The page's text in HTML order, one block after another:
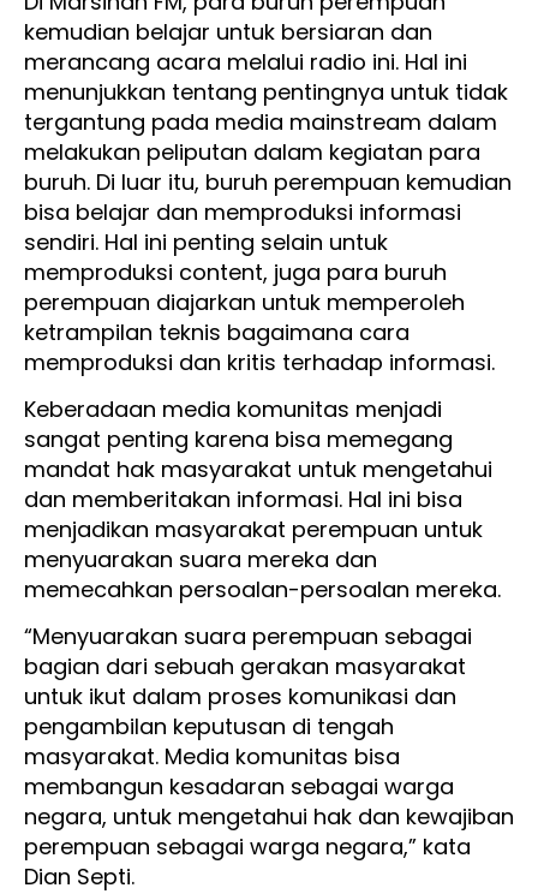
kemudian belajar untuk bersiaran dan
merancang acara melalui radio ini. Hal ini
menunjukkan tentang pentingnya untuk tidak
tergantung pada media mainstream dalam
melakukan peliputan dalam kegiatan para
buruh. Di luar itu, buruh perempuan kemudian
bisa belajar dan memproduksi informasi
sendiri. Hal ini penting selain untuk
memproduksi content, juga para buruh
perempuan diajarkan untuk memperoleh
ketrampilan teknis bagaimana cara
memproduksi dan kritis terhadap informasi.
Keberadaan media komunitas menjadi
sangat penting karena bisa memegang
mandat hak masyarakat untuk mengetahui
dan memberitakan informasi. Hal ini bisa
menjadikan masyarakat perempuan untuk
menyuarakan suara mereka dan
memecahkan persoalan-persoalan mereka.
“Menyuarakan suara perempuan sebagai
bagian dari sebuah gerakan masyarakat
untuk ikut dalam proses komunikasi dan
pengambilan keputusan di tengah
masyarakat. Media komunitas bisa
membangun kesadaran sebagai warga
negara, untuk mengetahui hak dan kewajiban
perempuan sebagai warga negara,” kata
Dian Septi.